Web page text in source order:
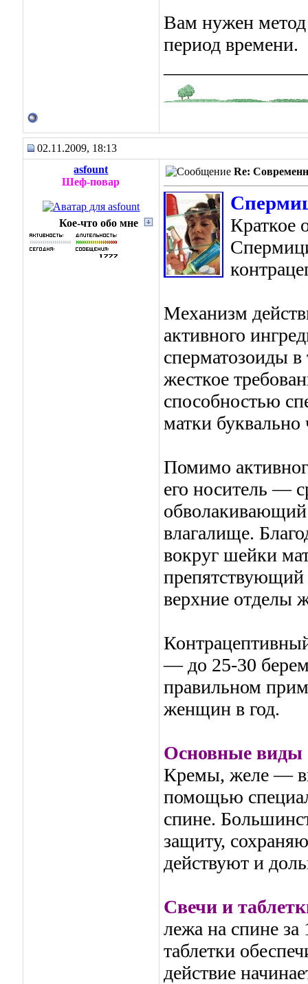
Вам нужен
период времени.
02.11.2009, 18:13
asfount
Шеф-повар
Кое-что обо мне
Re:
Краткое
Механизм
активного
сперматозоиды в
жесткое
способностью
матки буквально
Помимо
его носитель —
обволакивающий
влагалище.
вокруг шейки
препятствующий
верхние отделы
— до 25-30
правильном
женщин в год.
Основные виды
Кремы, желе —
помощью
спине.
защиту,
действуют и
Свечи и
лежа на спине
таблетки
действие